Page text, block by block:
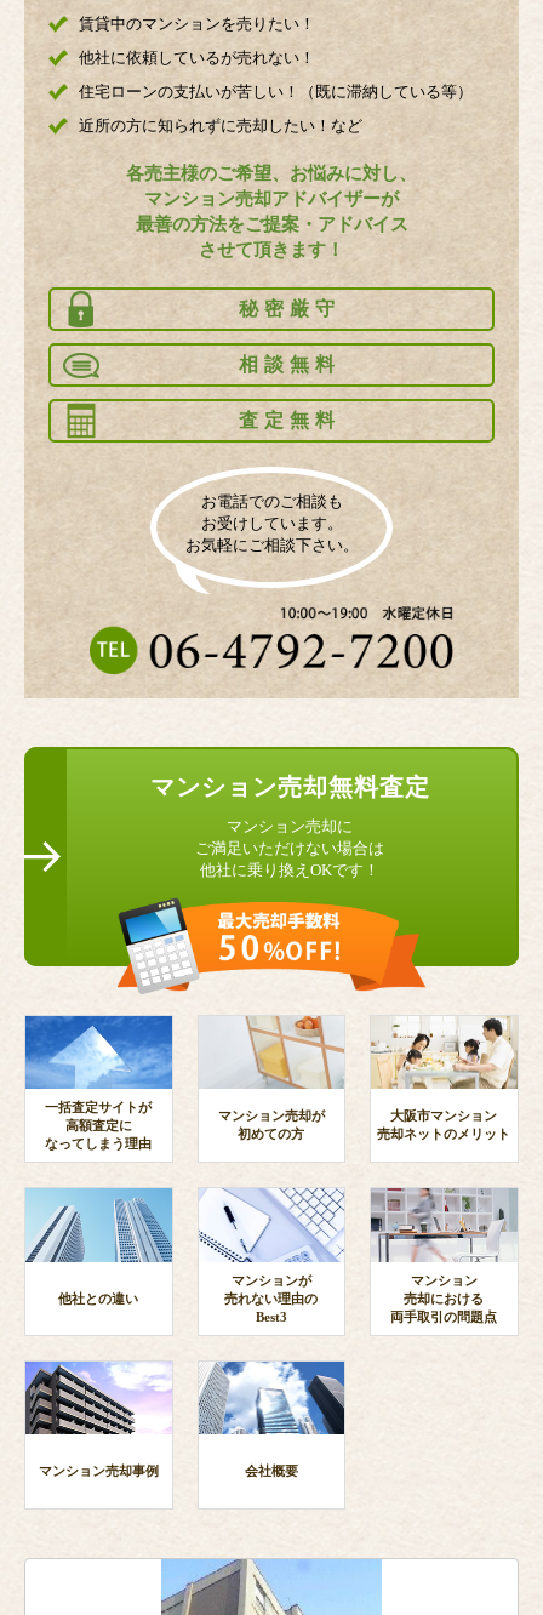
賃貸中のマンションを売りたい！
他社に依頼しているが売れない！
住宅ローンの支払いが苦しい！（既に滞納している等）
近所の方に知られずに売却したい！など
各売主様のご希望、お悩みに対し、
マンション売却アドバイザーが
最善の方法をご提案・アドバイス
させて頂きます！
秘密厳守
相談無料
査定無料
お電話でのご相談も
お受けしています。
お気軽にご相談下さい。
マンション売却無料査定
マンション売却に
ご満足いただけない場合は
他社に乗り換えOKです！
一括査定サイトが
高額査定に
なってしまう理由
マンション売却が
初めての方
大阪市マンション
売却ネットのメリット
他社との違い
マンションが
売れない理由の
Best3
マンション
売却における
両手取引の問題点
マンション売却事例 会社概要